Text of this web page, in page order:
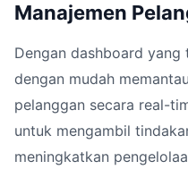
Manajemen
Dengan dashboard
dengan mudah
pelanggan secara real-
untuk mengambil
meningkatkan